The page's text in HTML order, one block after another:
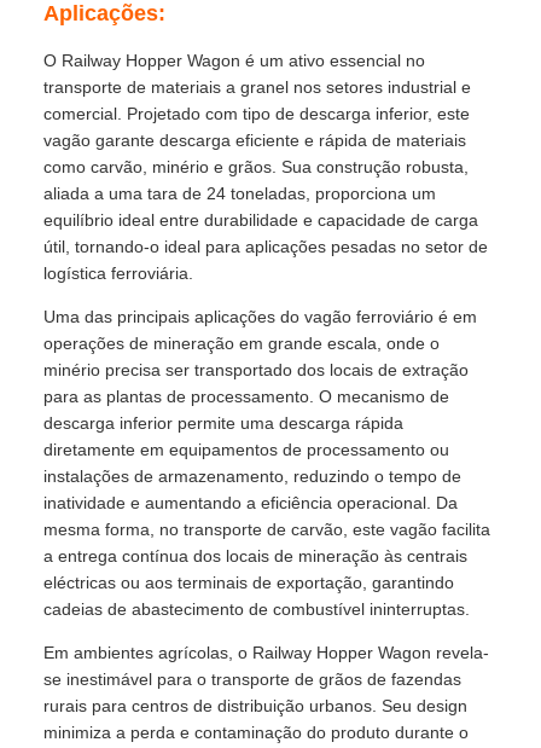
Aplicações:
O Railway Hopper Wagon é um ativo essencial no
transporte de materiais a granel nos setores industrial e
comercial. Projetado com tipo de descarga inferior, este
vagão garante descarga eficiente e rápida de materiais
como carvão, minério e grãos. Sua construção robusta,
aliada a uma tara de 24 toneladas, proporciona um
equilíbrio ideal entre durabilidade e capacidade de carga
útil, tornando-o ideal para aplicações pesadas no setor de
logística ferroviária.
Uma das principais aplicações do vagão ferroviário é em
operações de mineração em grande escala, onde o
minério precisa ser transportado dos locais de extração
para as plantas de processamento. O mecanismo de
descarga inferior permite uma descarga rápida
diretamente em equipamentos de processamento ou
instalações de armazenamento, reduzindo o tempo de
inatividade e aumentando a eficiência operacional. Da
mesma forma, no transporte de carvão, este vagão facilita
a entrega contínua dos locais de mineração às centrais
eléctricas ou aos terminais de exportação, garantindo
cadeias de abastecimento de combustível ininterruptas.
Em ambientes agrícolas, o Railway Hopper Wagon revela-
se inestimável para o transporte de grãos de fazendas
rurais para centros de distribuição urbanos. Seu design
minimiza a perda e contaminação do produto durante o